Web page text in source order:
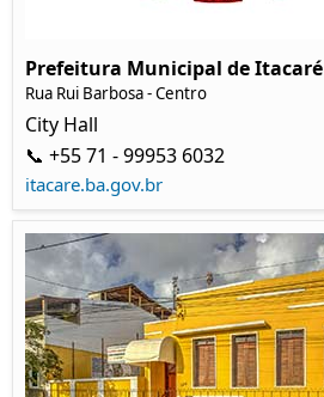
Prefeitura Municipal de Itacaré
Rua Rui Barbosa - Centro
City Hall
📞 +55 71 - 99953 6032
itacare.ba.gov.br